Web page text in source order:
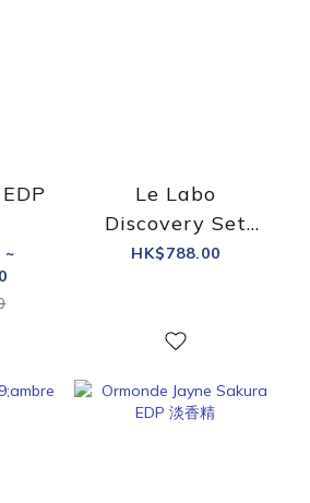
~
Le Labo
Discovery Set
EDP 淡香精 4x5ml
HK$788.00